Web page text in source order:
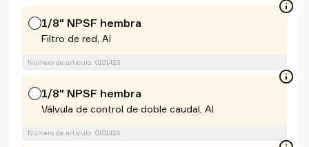
1/8" NPSF hembra
Filtro de red, Al
Número de artículo: 0101423
1/8" NPSF hembra
Válvula de control de doble caudal, Al
Número de artículo: 0101424